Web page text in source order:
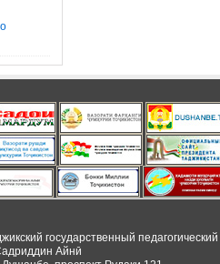
государственный педагогический
Айнӣ